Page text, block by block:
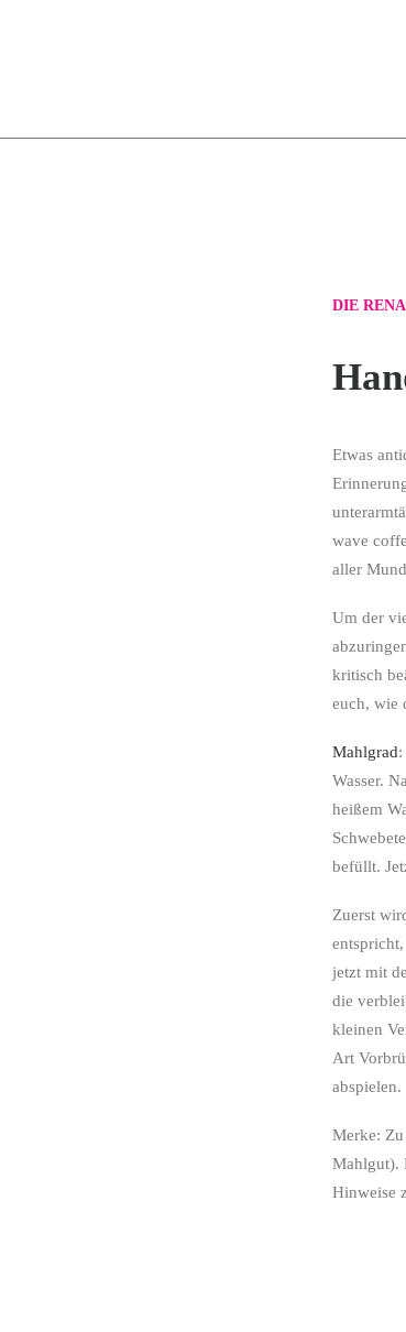
DIE
Etwas
wave
aller
Um der
kritisch
euch, wie
Mahlgrad
Wasser.
heißem
befüllt.
Zuerst
jetzt mit
die
kleinen
Art
abspielen.
Merke:
Mahlgut).
Hinweise